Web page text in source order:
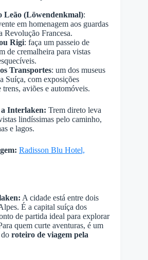
Leão (Löwendenkmal):
em homenagem aos guardas
Revolução Francesa.
Rigi: faça um passeio de
de cremalheira para vistas
Transportes: um dos museus
Suíça, com exposições
trens, aviões e automóveis.
Interlaken: Trem direto leva
lindíssimas pelo caminho,
e lagos.
Radisson Blu Hotel,
A cidade está entre dois
É a capital suíça dos
de partida ideal para explorar
quem curte aventuras, é um
roteiro de viagem pela